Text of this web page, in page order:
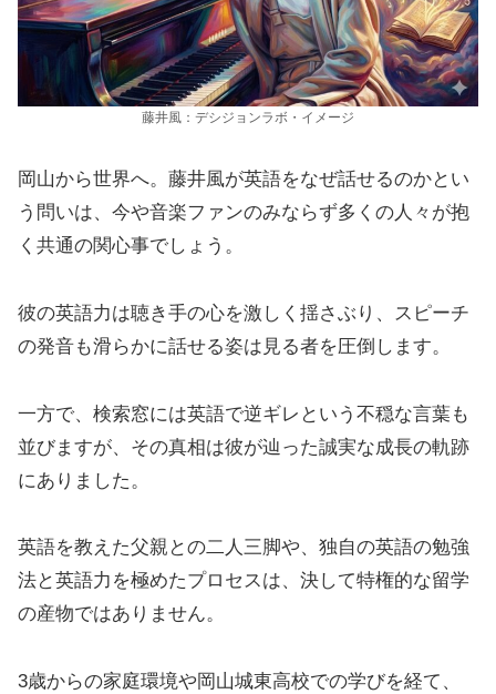
藤井風：デシジョンラボ・イメージ
岡山から世界へ。藤井風が英語をなぜ話せるのかとい
う問いは、今や音楽ファンのみならず多くの人々が抱
く共通の関心事でしょう。
彼の英語力は聴き手の心を激しく揺さぶり、スピーチ
の発音も滑らかに話せる姿は見る者を圧倒します。
一方で、検索窓には英語で逆ギレという不穏な言葉も
並びますが、その真相は彼が辿った誠実な成長の軌跡
にありました。
英語を教えた父親との二人三脚や、独自の英語の勉強
法と英語力を極めたプロセスは、決して特権的な留学
の産物ではありません。
3歳からの家庭環境や岡山城東高校での学びを経て、